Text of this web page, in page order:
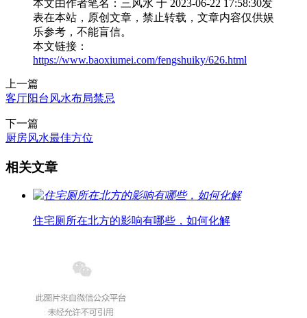
本文由作者笔名：三风水 于 2023-06-22 17:58:30发
表在本站，原创文章，禁止转载，文章内容仅供娱
乐参考，不能盲信。
本文链接：
https://www.baoxiumei.com/fengshuiky/626.html
上一篇
客厅阳台风水布局禁忌
下一篇
厨房风水最佳方位
相关文章
住宅厕所在北方的影响有哪些，如何化解